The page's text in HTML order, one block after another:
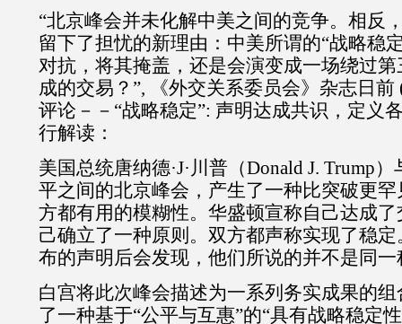
“北京峰会并未化解中美之间的竞争。相反
留下了担忧的新理由：中美所谓的“战略稳
对抗，将其掩盖，还是会演变成一场绕过
成的交易？ ”, 《外交关系委员会》杂志日前
评论－－ “战略稳定”: 声明达成共识，定义
行解读：
美国总统唐纳德·J· 川普（Donald J. Trump）
平之间的北京峰会，产生了一种比突破更
方都有用的模糊性。华盛顿宣称自己达成
己确立了一种原则。双方都声称实现了稳
布的声明后会发现，他们所说的并不是同一
白宫将此次峰会描述为一系列务实成果的
了一种基于“公平与互惠”的“具有战略稳定